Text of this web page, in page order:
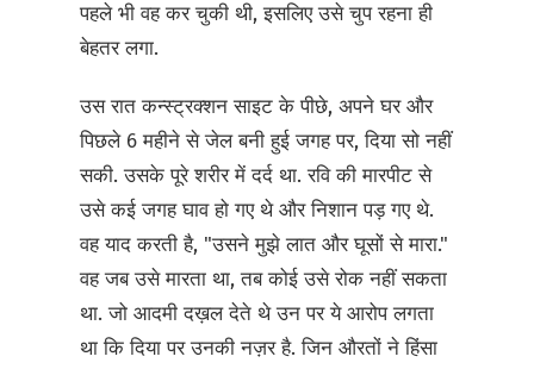
पहले भी वह कर चुकी थी, इसलिए उसे चुप रहना ही
बेहतर लगा.
उस रात कन्स्ट्रक्शन साइट के पीछे, अपने घर और
पिछले 6 महीने से जेल बनी हुई जगह पर, दिया सो नहीं
सकी. उसके पूरे शरीर में दर्द था. रवि की मारपीट से
उसे कई जगह घाव हो गए थे और निशान पड़ गए थे.
वह याद करती है, "उसने मुझे लात और घूसों से मारा."
वह जब उसे मारता था, तब कोई उसे रोक नहीं सकता
था. जो आदमी दख़ल देते थे उन पर ये आरोप लगता
था कि दिया पर उनकी नज़र है. जिन औरतों ने हिंसा